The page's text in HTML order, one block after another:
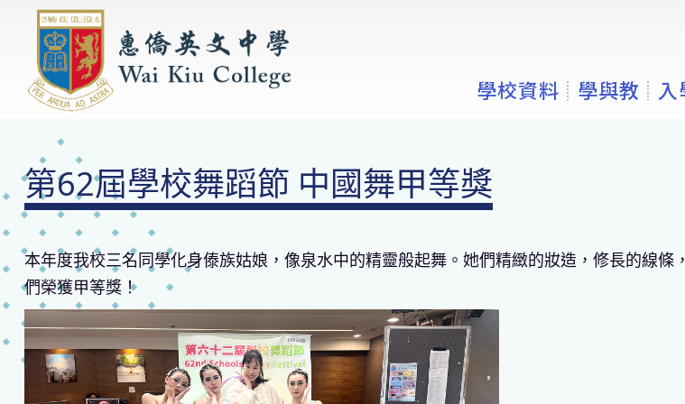
學校資料 學與教 入
第62屆學校舞蹈節 中國舞甲等獎
本年度我校三名同學化身傣族姑娘，像泉水中的精靈般起舞。她們精緻的妝造，修長的線
們榮獲甲等獎！